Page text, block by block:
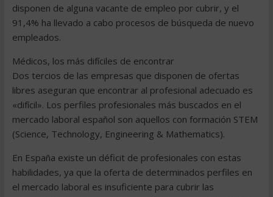
disponen de alguna vacante de empleo por cubrir, y el
91,4% ha llevado a cabo procesos de búsqueda de nuevo
empleados.
Médicos, los más difíciles de encontrar
Dos tercios de las empresas que disponen de ofertas
libres aseguran que encontrar al profesional adecuado es
«difícil». Los perfiles profesionales más buscados en el
mercado laboral español son aquellos con formación STEM
(Science, Technology, Engineering & Mathematics).
En España existe un déficit de profesionales con estas
habilidades, ya que la oferta de determinados perfiles en
el mercado laboral es insuficiente para cubrir las